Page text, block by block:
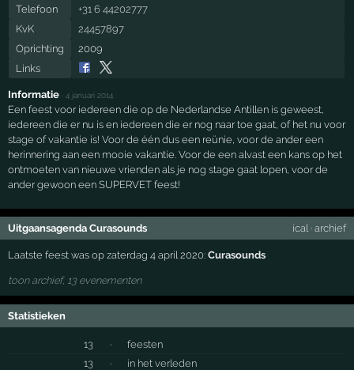
Telefoon
+31 6 44202777
KvK
24457897
Oprichting
2009
Links
Informatie ·4 januari 2014
Een feest voor iedereen die op de Nederlandse Antillen is geweest,
iedereen die er nu is en iedereen die er nog naar toe gaat, of het nu voor
stage of vakantie is! Voor de één dus een reünie, voor de ander een
herinnering aan een mooie vakantie. Voor de een alvast een kans op het
ontmoeten van nieuwe vrienden als je nog stage gaat lopen, voor de
ander gewoon een SUPERVET feest!
Uitgaansagenda Curasounds ical · archief
Laatste feest was op zaterdag 4 april 2020:Curasounds
toon archief, 13 evenementen
Statistieken
13 ·
feesten
13
·
in het verleden